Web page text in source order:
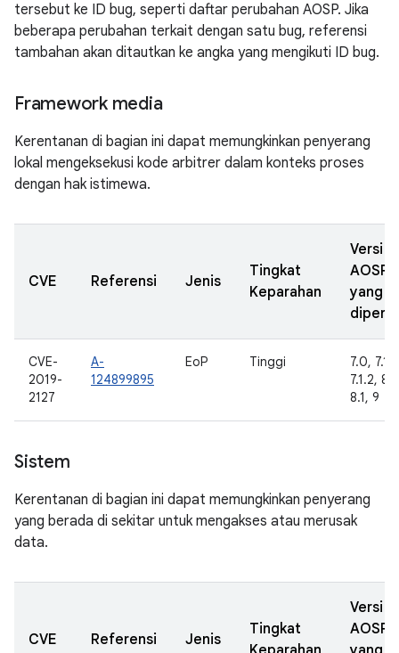
tersebut ke ID bug, seperti daftar perubahan AOSP. Jika
beberapa perubahan terkait dengan satu bug, referensi
tambahan akan ditautkan ke angka yang mengikuti ID bug.
Framework media
Kerentanan di bagian ini dapat memungkinkan penyerang
lokal mengeksekusi kode arbitrer dalam konteks proses
dengan hak istimewa.
CVE Referensi Jenis
Tingkat
Keparahan
Versi
AOSP
yang
CVE-
2019-
2127
A-
124899895
EoP Tinggi
7.0, 7.1.1,
7.1.2,
8.1, 9
Sistem
Kerentanan di bagian ini dapat memungkinkan penyerang
yang berada di sekitar untuk mengakses atau merusak
data.
CVE Referensi Jenis
Tingkat
Versi
AOSP